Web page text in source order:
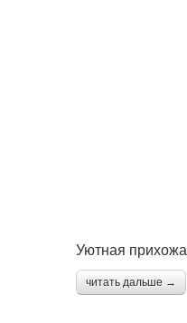
Уютная
читать дальше →